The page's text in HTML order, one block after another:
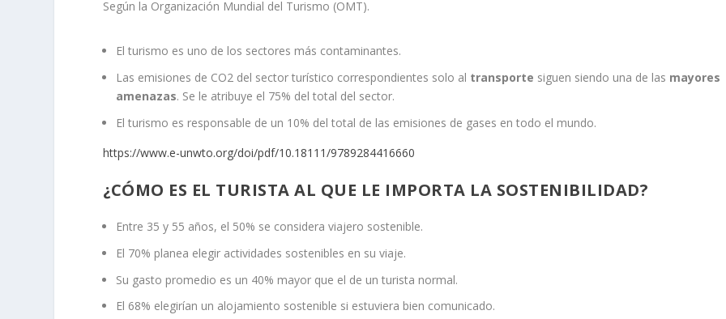
Según la Organización Mundial del Turismo (OMT).
El turismo es uno de los sectores más contaminantes.
Las emisiones de CO2 del sector turístico correspondientes solo al transporte siguen siendo una de las mayores
amenazas. Se le atribuye el 75% del total del sector.
El turismo es responsable de un 10% del total de las emisiones de gases en todo el mundo.
https://www.e-unwto.org/doi/pdf/10.18111/9789284416660
¿CÓMO ES EL TURISTA AL QUE LE IMPORTA LA SOSTENIBILIDAD?
Entre 35 y 55 años, el 50% se considera viajero sostenible.
El 70% planea elegir actividades sostenibles en su viaje.
Su gasto promedio es un 40% mayor que el de un turista normal.
El 68% elegirían un alojamiento sostenible si estuviera bien comunicado.